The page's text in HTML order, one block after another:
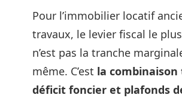
Pour l’immobilier locatif
travaux, le levier fiscal le
n’est pas la tranche
même. C’est la combinaison
déficit foncier et plafonds